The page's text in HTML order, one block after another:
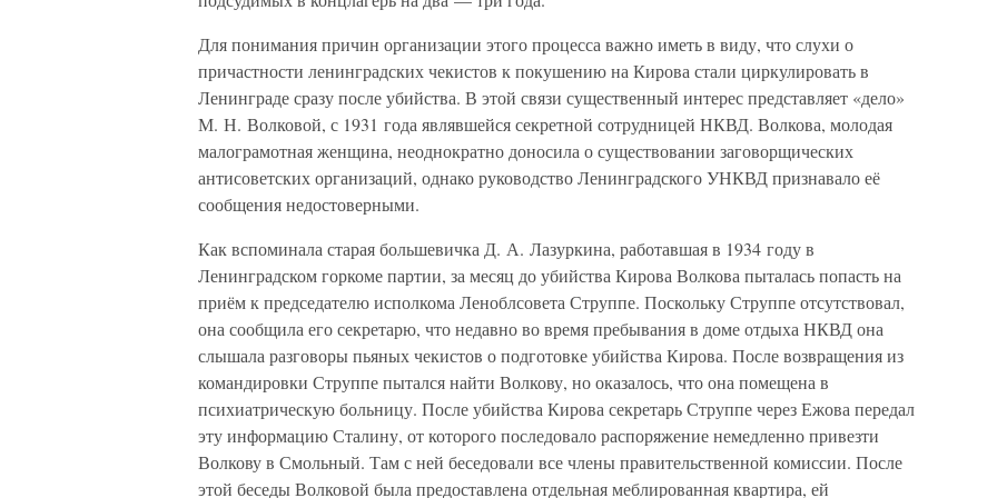
Для понимания причин организации этого процесса важно иметь в виду, что слухи о
причастности ленинградских чекистов к покушению на Кирова стали циркулировать в
Ленинграде сразу после убийства. В этой связи существенный интерес представляет «дело»
М. Н. Волковой, с 1931 года являвшейся секретной сотрудницей НКВД. Волкова, молодая
малограмотная женщина, неоднократно доносила о существовании заговорщических
антисоветских организаций, однако руководство Ленинградского УНКВД признавало её
сообщения недостоверными.
Как вспоминала старая большевичка Д. А. Лазуркина, работавшая в 1934 году в
Ленинградском горкоме партии, за месяц до убийства Кирова Волкова пыталась попасть на
приём к председателю исполкома Леноблсовета Струппе. Поскольку Струппе отсутствовал,
она сообщила его секретарю, что недавно во время пребывания в доме отдыха НКВД она
слышала разговоры пьяных чекистов о подготовке убийства Кирова. После возвращения из
командировки Струппе пытался найти Волкову, но оказалось, что она помещена в
психиатрическую больницу. После убийства Кирова секретарь Струппе через Ежова передал
эту информацию Сталину, от которого последовало распоряжение немедленно привезти
Волкову в Смольный. Там с ней беседовали все члены правительственной комиссии. После
этой беседы Волковой была предоставлена отдельная меблированная квартира, ей